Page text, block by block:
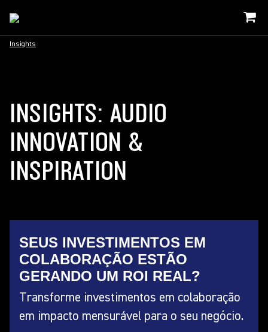
Insights
INSIGHTS: AUDIO
INNOVATION &
INSPIRATION
SEUS INVESTIMENTOS EM
COLABORAÇÃO ESTÃO
GERANDO UM ROI REAL?
Transforme investimentos em colaboração
em impacto mensurável para o seu negócio.